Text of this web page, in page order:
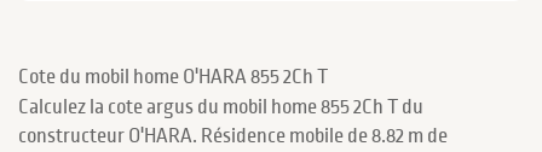
Cote du mobil home O'HARA 855 2Ch T
Calculez la cote argus du mobil home 855 2Ch T du
constructeur O'HARA. Résidence mobile de 8.82 m de